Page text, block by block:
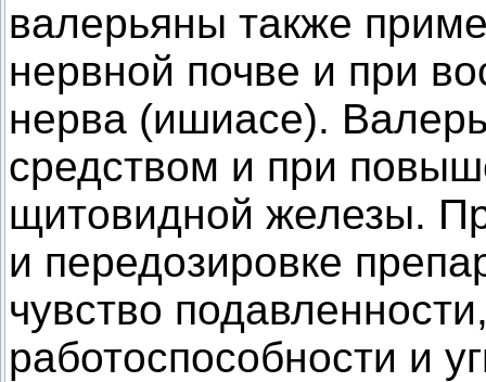
валерьяны также
нервной почве и при
нерва (ишиасе).
средством и при
щитовидной железы.
и передозировке
чувство
работоспособности и